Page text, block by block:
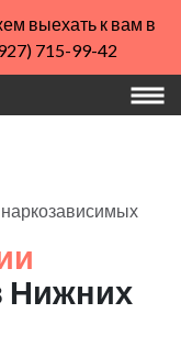
выехать к вам в
715-99-42
Нижних